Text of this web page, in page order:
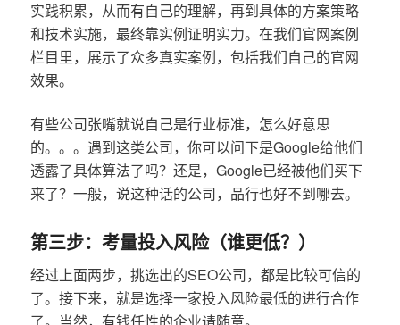
实践积累，从而有自己的理解，再到具体的方案策略
和技术实施，最终靠实例证明实力。在我们官网案例
栏目里，展示了众多真实案例，包括我们自己的官网
效果。
有些公司张嘴就说自己是行业标准，怎么好意思
的。。。遇到这类公司，你可以问下是Google给他们
透露了具体算法了吗？还是，Google已经被他们买下
来了？一般，说这种话的公司，品行也好不到哪去。
第三步：考量投入风险（谁更低？）
经过上面两步，挑选出的SEO公司，都是比较可信的
了。接下来，就是选择一家投入风险最低的进行合作